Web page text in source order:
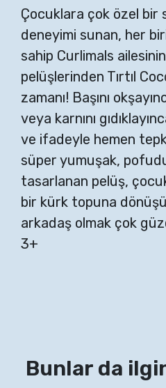
Çocuklara çok özel bir
deneyimi sunan, her
sahip Curlimals
pelüşlerinden Tırtıl
zamanı! Başını
veya karnını
ve ifadeyle hemen
süper yumuşak,
tasarlanan pelüş,
bir kürk topuna
arkadaş olmak çok
3+
Bunlar da